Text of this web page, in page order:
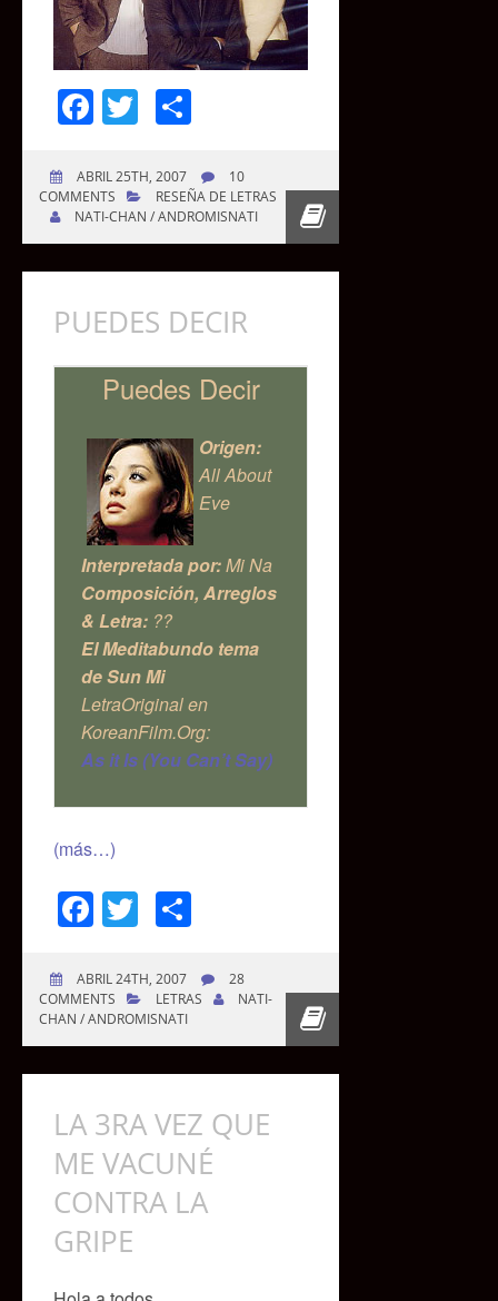
Facebook
Twitter
ABRIL 25TH, 2007
10
COMMENTS
RESEÑA DE LETRAS
NATI-CHAN / ANDROMISNATI
PUEDES DECIR
Puedes Decir
Origen:
All About
Eve
Interpretada por:Mi Na
Composición, Arreglos
& Letra: ??
El Meditabundo tema
de Sun Mi
LetraOriginal en
KoreanFilm.Org:
As it Is (You Can’t Say)
(más…)
Facebook
Twitter
ABRIL 24TH, 2007
28
COMMENTS
LETRAS
NATI-
CHAN / ANDROMISNATI
LA 3RA VEZ QUE
ME VACUNÉ
CONTRA LA
GRIPE